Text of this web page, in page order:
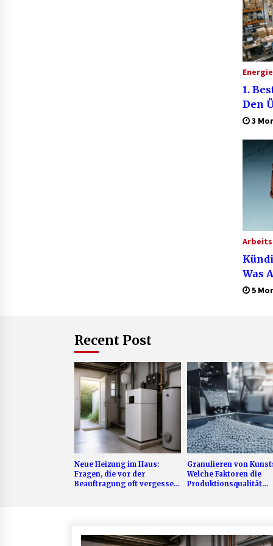
Energie
1.
Den
3
Was
einer
5
Recent Post
Neue Heizung im Haus:
Fragen, die vor der
Beauftragung oft vergessen
Granulieren von
Welche Faktoren die
Produktionsqualität